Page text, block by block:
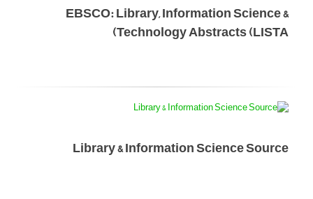
EBSCO: Library, Information Science &
Technology Abstracts (LISTA)
Library & Information Science Source